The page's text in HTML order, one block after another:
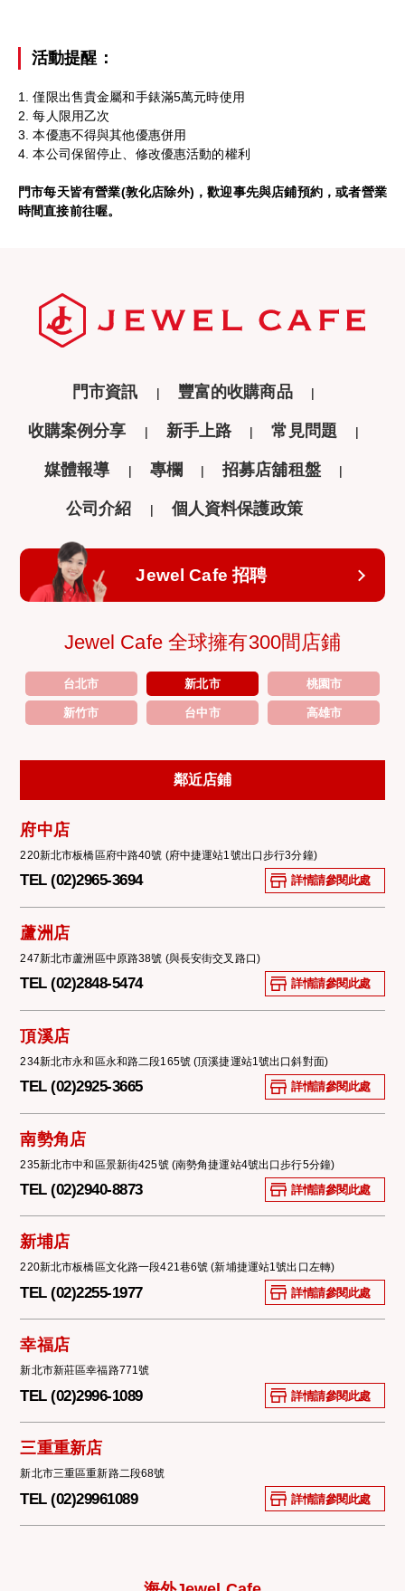
活動提醒：
1. 僅限出售貴金屬和手錶滿5萬元時使用
2. 每人限用乙次
3. 本優惠不得與其他優惠併用
4. 本公司保留停止、修改優惠活動的權利
門市每天皆有營業(敦化店除外)，歡迎事先與店鋪預約，或者營業
時間直接前往喔。
門市資訊 豐富的收購商品
收購案例分享 新手上路 常見問題
媒體報導 專欄 招募店舖租盤
公司介紹 個人資料保護政策
Jewel Cafe 招聘
Jewel Cafe 全球擁有300間店鋪
台北市 新北市 桃園市
新竹市 台中市 高雄市
鄰近店鋪
府中店
220新北市板橋區府中路40號 (府中捷運站1號出口步行3分鐘)
TEL (02)2965-3694 詳情請參閱此處
蘆洲店
247新北市蘆洲區中原路38號 (與長安街交叉路口)
TEL (02)2848-5474 詳情請參閱此處
頂溪店
234新北市永和區永和路二段165號 (頂溪捷運站1號出口斜對面)
TEL (02)2925-3665 詳情請參閱此處
南勢角店
235新北市中和區景新街425號 (南勢角捷運站4號出口步行5分鐘)
TEL (02)2940-8873 詳情請參閱此處
新埔店
220新北市板橋區文化路一段421巷6號 (新埔捷運站1號出口左轉)
TEL (02)2255-1977 詳情請參閱此處
幸福店
新北市新莊區幸福路771號
TEL (02)2996-1089 詳情請參閱此處
三重重新店
新北市三重區重新路二段68號
TEL (02)29961089 詳情請參閱此處